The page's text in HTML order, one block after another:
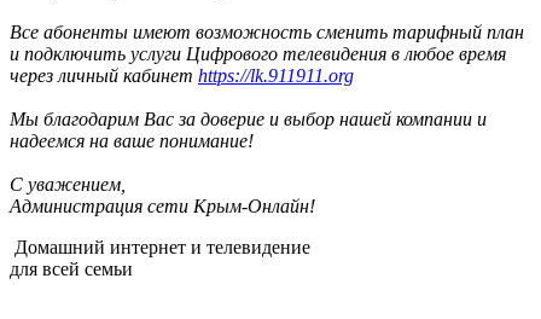
Все абоненты имеют возможность сменить тарифный план
и подключить услуги Цифрового телевидения в любое время
через личный кабинет https://lk.911911.org
Мы благодарим Вас за доверие и выбор нашей компании и
надеемся на ваше понимание!
С уважением,
Администрация сети Крым-Онлайн!
Домашний интернет и телевидение
для всей семьи